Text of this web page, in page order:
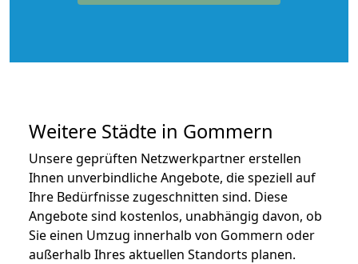
Weitere Städte in Gommern
Unsere geprüften Netzwerkpartner erstellen
Ihnen unverbindliche Angebote, die speziell auf
Ihre Bedürfnisse zugeschnitten sind. Diese
Angebote sind kostenlos, unabhängig davon, ob
Sie einen Umzug innerhalb von Gommern oder
außerhalb Ihres aktuellen Standorts planen.